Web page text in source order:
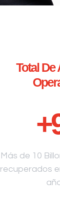
Total De
+
Más de 10
recuperados